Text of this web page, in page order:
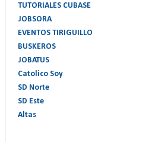
TUTORIALES CUBASE
JOBSORA
EVENTOS TIRIGUILLO
BUSKEROS
JOBATUS
Catolico Soy
SD Norte
SD Este
Altas